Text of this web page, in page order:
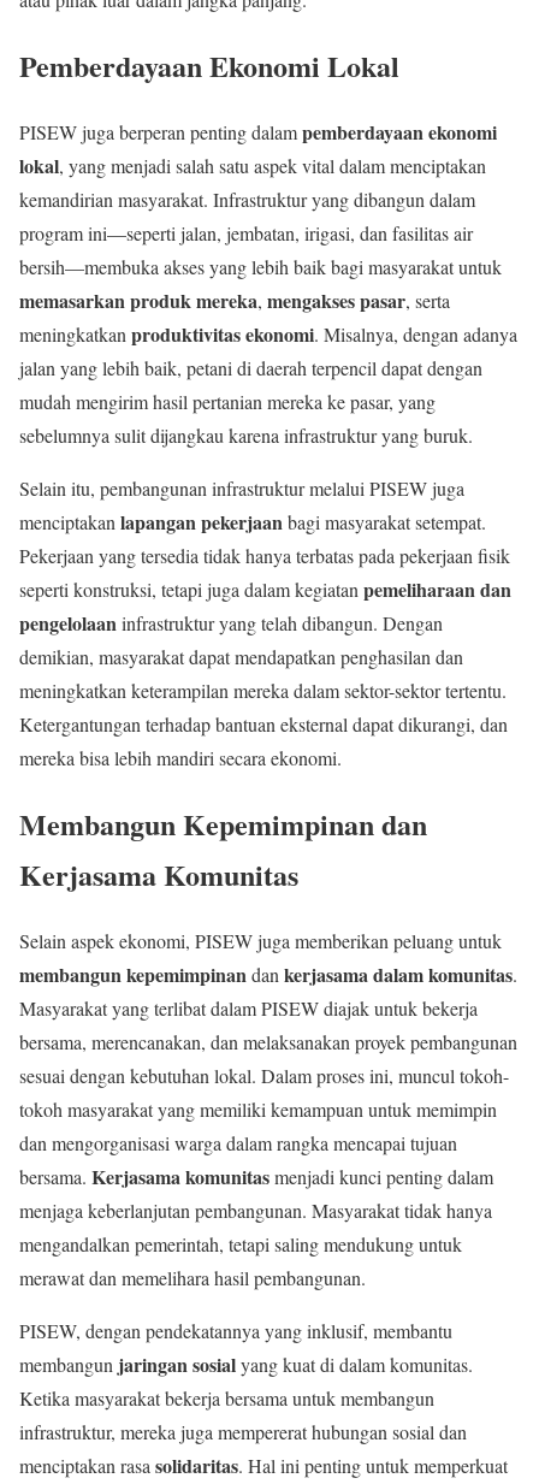
Pemberdayaan Ekonomi Lokal
PISEW juga berperan penting dalampemberdayaan ekonomi
lokal, yang menjadi salah satu aspek vital dalam menciptakan
kemandirian masyarakat. Infrastruktur yang dibangun dalam
program ini—seperti jalan, jembatan, irigasi, dan fasilitas air
bersih—membuka akses yang lebih baik bagi masyarakat untuk
memasarkan produk mereka, mengakses pasar, serta
meningkatkan produktivitas ekonomi. Misalnya, dengan adanya
jalan yang lebih baik, petani di daerah terpencil dapat dengan
mudah mengirim hasil pertanian mereka ke pasar, yang
sebelumnya sulit dijangkau karena infrastruktur yang buruk.
Selain itu, pembangunan infrastruktur melalui PISEW juga
menciptakan lapangan pekerjaanbagi masyarakat setempat.
Pekerjaan yang tersedia tidak hanya terbatas pada pekerjaan fisik
seperti konstruksi, tetapi juga dalam kegiatan pemeliharaan dan
pengelolaaninfrastruktur yang telah dibangun. Dengan
demikian, masyarakat dapat mendapatkan penghasilan dan
meningkatkan keterampilan mereka dalam sektor-sektor tertentu.
Ketergantungan terhadap bantuan eksternal dapat dikurangi, dan
mereka bisa lebih mandiri secara ekonomi.
Membangun Kepemimpinan dan
Kerjasama Komunitas
Selain aspek ekonomi, PISEW juga memberikan peluang untuk
membangun kepemimpinandan kerjasama dalam komunitas.
Masyarakat yang terlibat dalam PISEW diajak untuk bekerja
bersama, merencanakan, dan melaksanakan proyek pembangunan
sesuai dengan kebutuhan lokal. Dalam proses ini, muncul tokoh-
tokoh masyarakat yang memiliki kemampuan untuk memimpin
dan mengorganisasi warga dalam rangka mencapai tujuan
bersama. Kerjasama komunitasmenjadi kunci penting dalam
menjaga keberlanjutan pembangunan. Masyarakat tidak hanya
mengandalkan pemerintah, tetapi saling mendukung untuk
merawat dan memelihara hasil pembangunan.
PISEW, dengan pendekatannya yang inklusif, membantu
membangun jaringan sosialyang kuat di dalam komunitas.
Ketika masyarakat bekerja bersama untuk membangun
infrastruktur, mereka juga mempererat hubungan sosial dan
menciptakan rasa solidaritas. Hal ini penting untuk memperkuat